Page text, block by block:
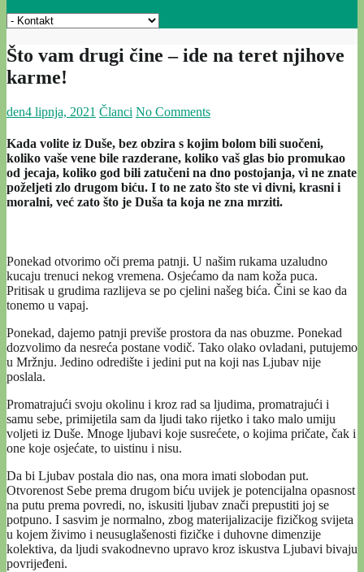
Što vam drugi čine – ide na teret njihove
karme!
den4 lipnja, 2021 Članci No Comments
Kada volite iz Duše, bez obzira s kojim bolom bili suočeni,
koliko vaše vene bile razderane, koliko vaš glas bio promukao
od jecaja, koliko god bili zatučeni na dno postojanja, vi ne znate
poželjeti zlo drugom biću. I to ne zato što ste vi divni, krasni i
moralni, već zato što je Duša ta koja ne zna mrziti.
Ponekad otvorimo oči prema patnji. U našim rukama uzaludno
kucaju trenuci nekog vremena. Osjećamo da nam koža puca.
Pritisak u grudima razlijeva se po cjelini našeg bića. Čini se kao da
tonemo u vapaj.
Ponekad, dajemo patnji previše prostora da nas obuzme. Ponekad
dozvolimo da nesreća postane vodič. Tako olako ovladani, putujemo
u Mržnju. Jedino odredište i jedini put na koji nas Ljubav nije
poslala.
Promatrajući svoju okolinu i kroz rad sa ljudima, promatrajući i
samu sebe, primijetila sam da ljudi tako rijetko i tako malo umiju
voljeti iz Duše. Mnoge ljubavi koje susrećete, o kojima pričate, čak i
one koje osjećate, to uistinu i nisu.
Da bi Ljubav postala dio nas, ona mora imati slobodan put.
Otvorenost Sebe prema drugom biću uvijek je potencijalna opasnost
na putu prema povredi, no, iskusiti ljubav znači prepustiti joj se
potpuno. I sasvim je normalno, zbog materijalizacije fizičkog svijeta
u kojem živimo i neusuglašenosti fizičke i duhovne dimenzije
kolektiva, da ljudi svakodnevno upravo kroz iskustva Ljubavi bivaju
povrijeđeni.